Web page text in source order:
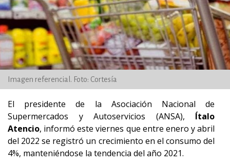
Imagen referencial. Foto: Cortesía
El presidente de la Asociación Nacional de
Supermercados y Autoservicios (ANSA), Ítalo
Atencio, informó este viernes que entre enero y abril
del 2022 se registró un crecimiento en el consumo del
4%, manteniéndose la tendencia del año 2021.